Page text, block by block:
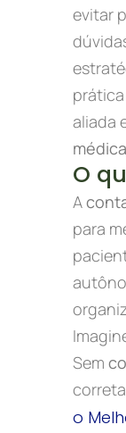
evitar
aliada
médica
O
A
para
Sem
o